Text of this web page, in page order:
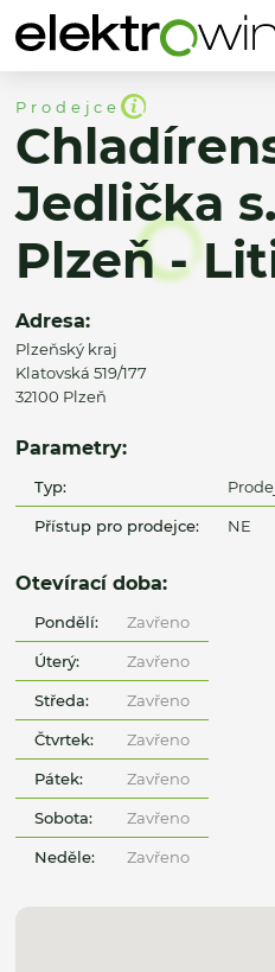
Prodejce
Jedlička
Plzeň -
Adresa:
Plzeňský kraj
Klatovská 519/177
32100 Plzeň
Parametry:
Typ:
Přístup pro prodejce: NE
Otevírací doba:
Pondělí: Zavřeno
Úterý: Zavřeno
Středa: Zavřeno
Čtvrtek: Zavřeno
Pátek: Zavřeno
Sobota: Zavřeno
Neděle: Zavřeno